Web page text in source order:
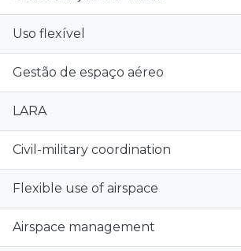
Uso flexível
Gestão de espaço aéreo
LARA
Civil-military coordination
Flexible use of airspace
Airspace management